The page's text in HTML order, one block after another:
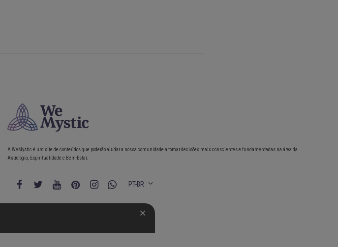
A WeMystic é um site de conteúdos que poderão ajudar a nossa comunidade a tomar decisões mais conscientes e fundamentadas na área da
Astrologia, Espiritualidade e Bem-Estar.
PT-BR